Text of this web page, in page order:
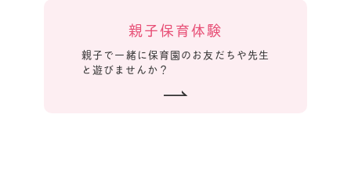
親子保育体験
親子で一緒に保育園のお友だちや先生
と遊びませんか？